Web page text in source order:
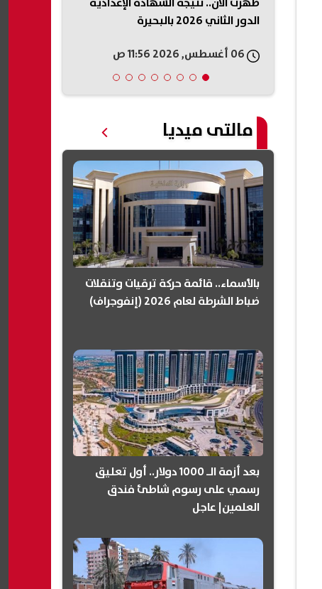
الدور الثاني 2026 بالبحيرة
مالتى ميديا
بالأسماء.. قائمة حركة ترقيات وتنقلات
ضباط الشرطة لعام 2026 (إنفوجراف)
بعد أزمة الـ 1000 دولار.. أول تعليق
رسمي على رسوم شاطئ فندق
العلمين| عاجل